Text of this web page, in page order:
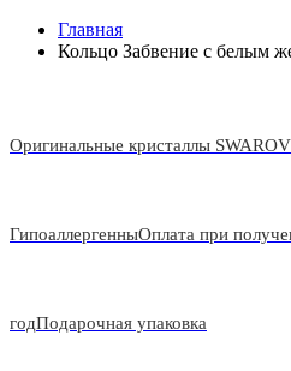
Главная
Кольцо Забвение с белым
Оригинальные кристаллы
ГипоаллергенныОплата при
годПодарочная упаковка